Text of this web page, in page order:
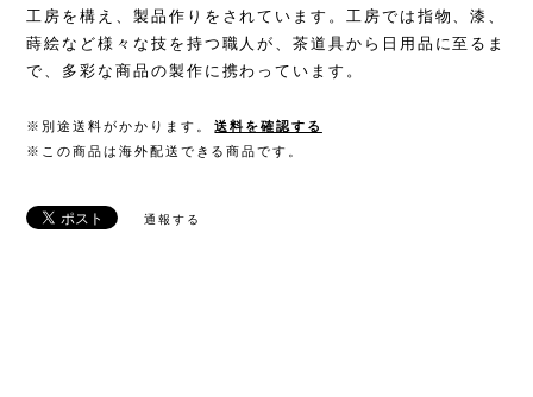
工房を構え、製品作りをされています。工房では指物、漆、
蒔絵など様々な技を持つ職人が、茶道具から日用品に至るま
で、多彩な商品の製作に携わっています。
※別途送料がかかります。
送料を確認する
※この商品は海外配送できる商品です。
通報する